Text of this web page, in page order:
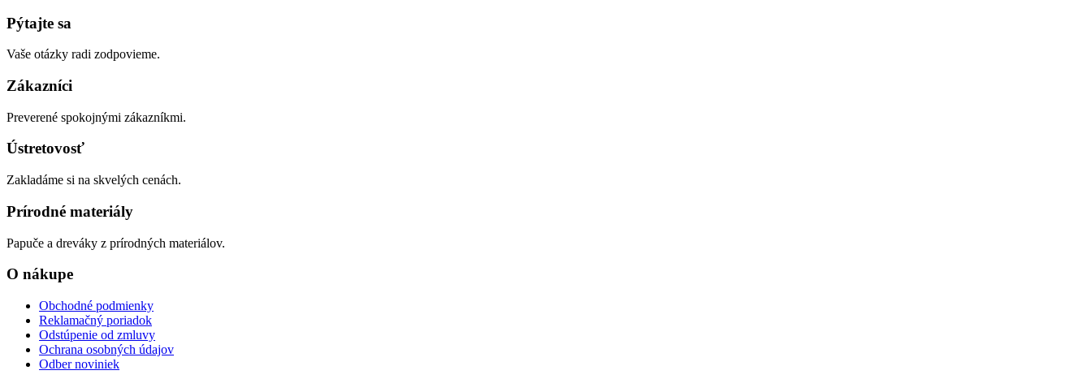
Pýtajte sa
Vaše otázky radi zodpovieme.
Zákazníci
Preverené spokojnými zákazníkmi.
Ústretovosť
Zakladáme si na skvelých cenách.
Prírodné materiály
Papuče a dreváky z prírodných materiálov.
O nákupe
Obchodné podmienky
Reklamačný poriadok
Odstúpenie od zmluvy
Ochrana osobných údajov
Odber noviniek